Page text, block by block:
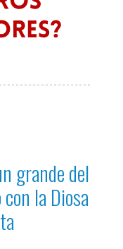
grande del
la Diosa